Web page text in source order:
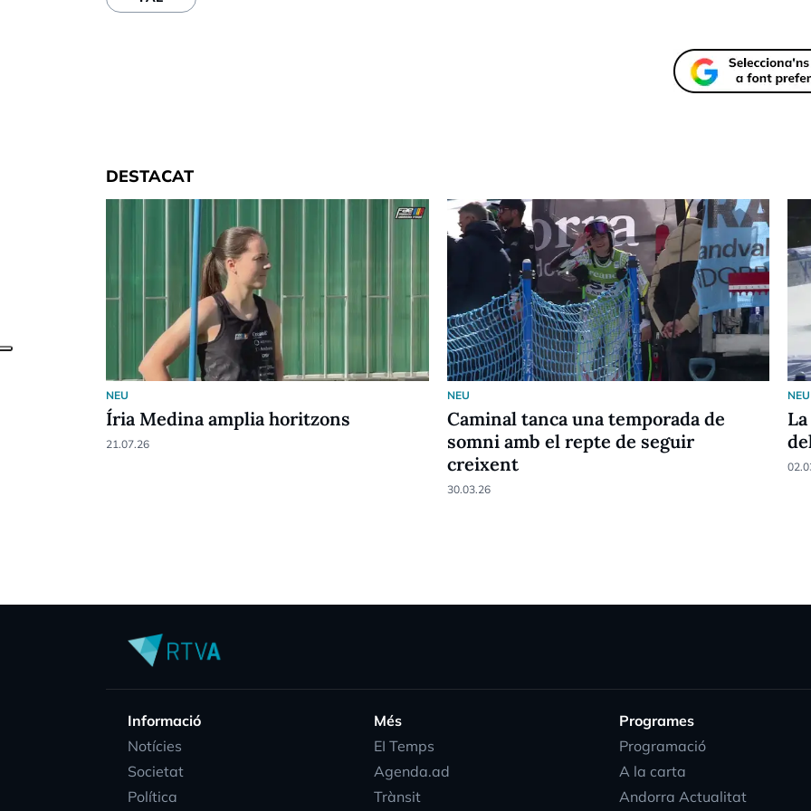
DESTACAT
NEU
Íria Medina amplia horitzons
21.07.26
NEU
Caminal tanca una temporada de
somni amb el repte de seguir
creixent
30.03.26
NEU
Informació
Notícies
Societat
Política
Més
EI Temps
Agenda.ad
Trànsit
Programes
Programació
A la carta
Andorra Actualitat